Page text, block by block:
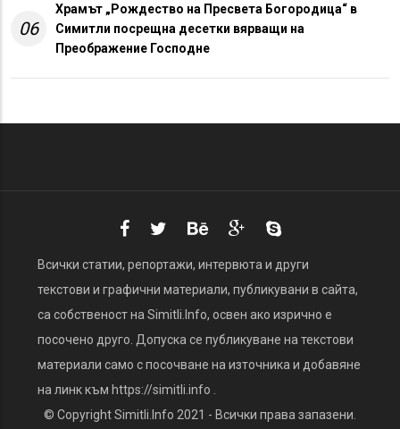
06
Храмът „Рождество на Пресвета Богородица“ в
Симитли посрещна десетки вярващи на
Преображение Господне
Всички статии, репортажи, интервюта и други
текстови и графични материали, публикувани в сайта,
са собственост на Simitli.Info, освен ако изрично е
посочено друго. Допуска се публикуване на текстови
материали само с посочване на източника и добавяне
на линк към https://simitli.info .
© Copyright Simitli.Info 2021 - Всички права запазени.